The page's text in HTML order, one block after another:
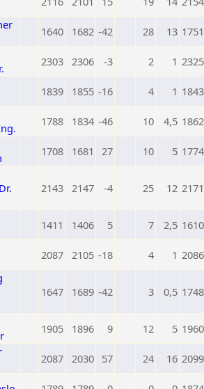
1640 1682 -42 28 13 1751
2303 2306 -3 2 1 2325
1839 1855 -16 4 1 1843
1788 1834 -46 10 4,5 1862
1708 1681 27 10 5 1774
2143 2147 -4 25 12 2171
1411 1406 5 7 2,5 1610
2087 2105 -18 4 1 2086
1647 1689 -42 3 0,5 1748
1905 1896 9 12 5 1960
2087 2030 57 24 16 2099